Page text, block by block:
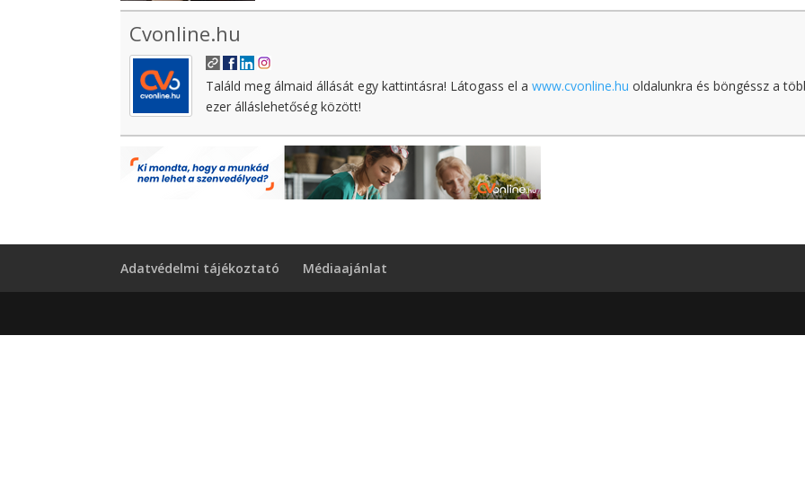
Cvonline.hu
Találd meg álmaid állását egy kattintásra! Látogass el awww.cvonline.hu oldalunkra és böngéssz a
ezer álláslehetőség között!
Adatvédelmi tájékoztató Médiaajánlat